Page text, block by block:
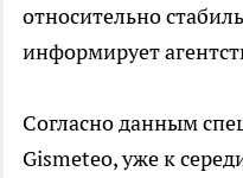
относительно
информирует
Согласно данным
Gismeteo, уже к